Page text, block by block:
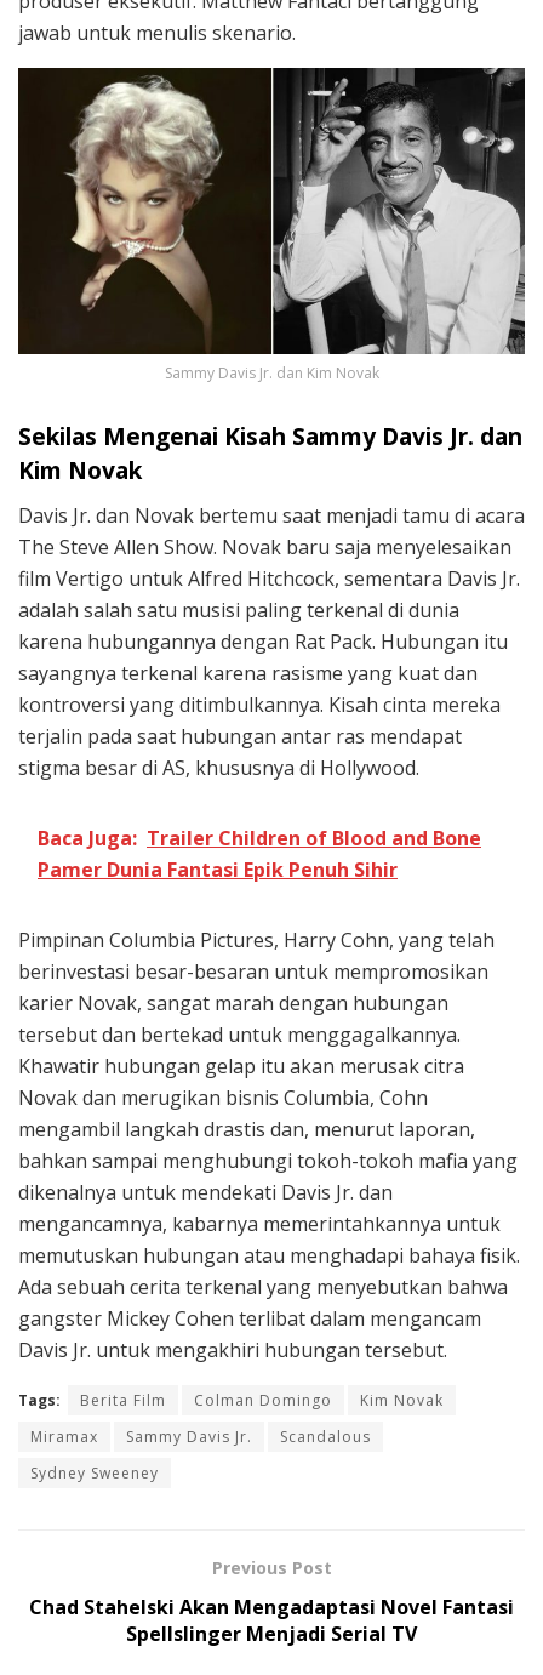
jawab untuk menulis skenario.
Sammy Davis Jr. dan Kim Novak
Sekilas Mengenai Kisah Sammy Davis Jr. dan
Kim Novak
Davis Jr. dan Novak bertemu saat menjadi tamu di acara
The Steve Allen Show. Novak baru saja menyelesaikan
film Vertigo untuk Alfred Hitchcock, sementara Davis Jr.
adalah salah satu musisi paling terkenal di dunia
karena hubungannya dengan Rat Pack. Hubungan itu
sayangnya terkenal karena rasisme yang kuat dan
kontroversi yang ditimbulkannya. Kisah cinta mereka
terjalin pada saat hubungan antar ras mendapat
stigma besar di AS, khususnya di Hollywood.
Baca Juga: Trailer Children of Blood and Bone
Pamer Dunia Fantasi Epik Penuh Sihir
Pimpinan Columbia Pictures, Harry Cohn, yang telah
berinvestasi besar-besaran untuk mempromosikan
karier Novak, sangat marah dengan hubungan
tersebut dan bertekad untuk menggagalkannya.
Khawatir hubungan gelap itu akan merusak citra
Novak dan merugikan bisnis Columbia, Cohn
mengambil langkah drastis dan, menurut laporan,
bahkan sampai menghubungi tokoh-tokoh mafia yang
dikenalnya untuk mendekati Davis Jr. dan
mengancamnya, kabarnya memerintahkannya untuk
memutuskan hubungan atau menghadapi bahaya fisik.
Ada sebuah cerita terkenal yang menyebutkan bahwa
gangster Mickey Cohen terlibat dalam mengancam
Davis Jr. untuk mengakhiri hubungan tersebut.
Tags: Berita Film Colman Domingo
Kim Novak
Miramax
Sammy Davis Jr.
Scandalous
Sydney Sweeney
Previous Post
Chad Stahelski Akan Mengadaptasi Novel Fantasi
Spellslinger Menjadi Serial TV